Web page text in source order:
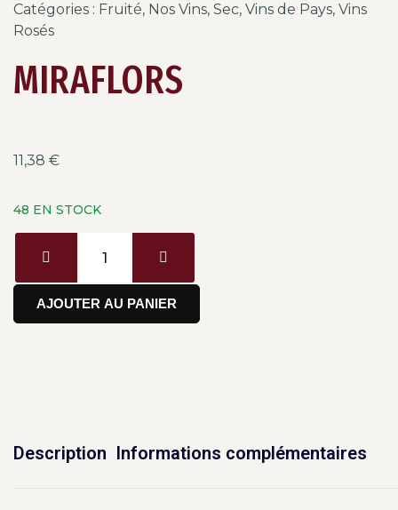
Catégories : Fruité, Nos Vins, Sec, Vins de Pays, Vins
Rosés
MIRAFLORS
11,38 €
48 EN STOCK
AJOUTER AU PANIER
Description Informations complémentaires